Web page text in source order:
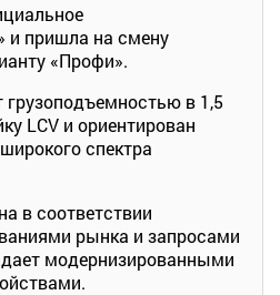
и пришла на смену
«Профи».
в 1,5
LCV и ориентирован
спектра
в соответствии
рынка и запросами
модернизированными